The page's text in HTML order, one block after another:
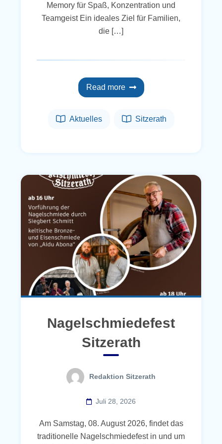
Memory für Spaß, Konzentration und
Teamgeist Ein ideales Ziel für Familien,
die […]
Read more
Aktuelles Sitzerath
Nagelschmiedefest
Sitzerath
Redaktion Sitzerath
Juli 28, 2026
Am Samstag, 08. August 2026, findet das
traditionelle Nagelschmiedefest in und um